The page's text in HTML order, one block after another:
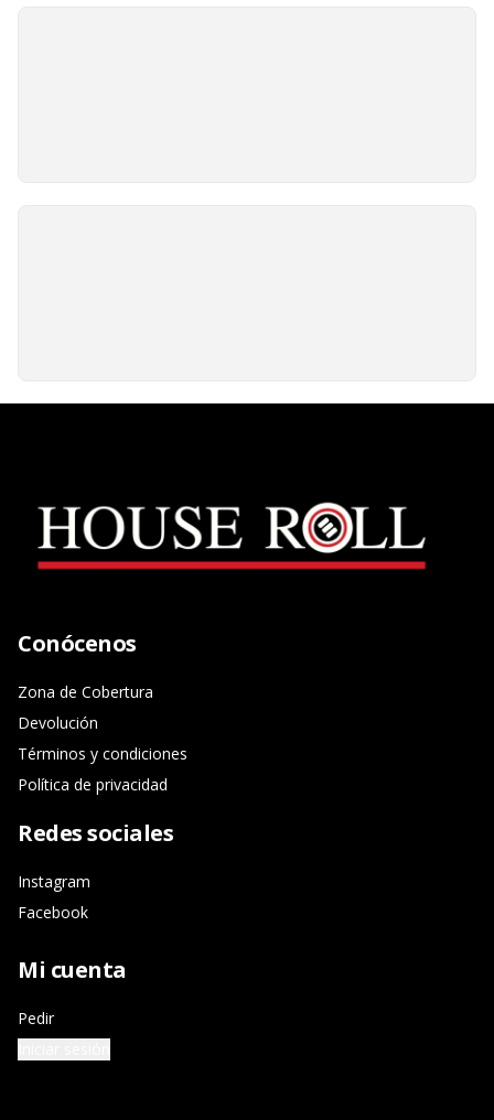
Conócenos
Zona de Cobertura
Devolución
Términos y condiciones
Política de privacidad
Redes sociales
Instagram
Facebook
Mi cuenta
Pedir